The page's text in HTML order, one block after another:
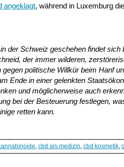
angeklagt, während in Luxemburg
der Schweiz geschehen findet sich
der immer wilderen,
politische Willkür beim Hanf
Ende in einer gelenkten
und möglicherweise auch
bei der Besteuerung festlegen,
retten kann.
, cbd als medizin, cbd kosmetik,